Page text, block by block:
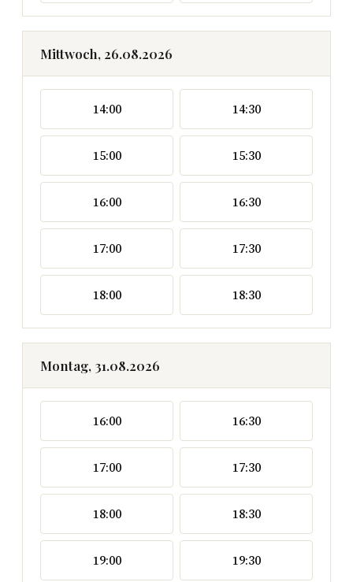
Mittwoch, 26.08.2026
14:00 14:30
15:00 15:30
16:00 16:30
17:00 17:30
18:00 18:30
Montag, 31.08.2026
16:00 16:30
17:00 17:30
18:00 18:30
19:00 19:30